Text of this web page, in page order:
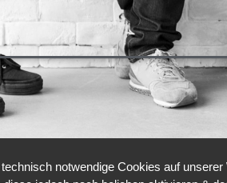
notwendige Cookies auf